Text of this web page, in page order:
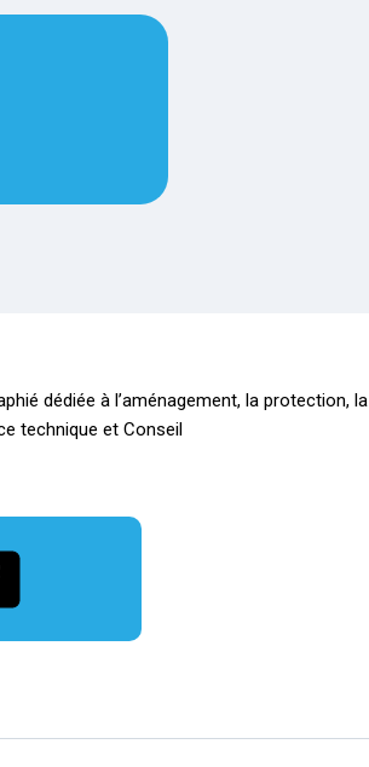
dédiée à l’aménagement, la protection, la
technique et Conseil